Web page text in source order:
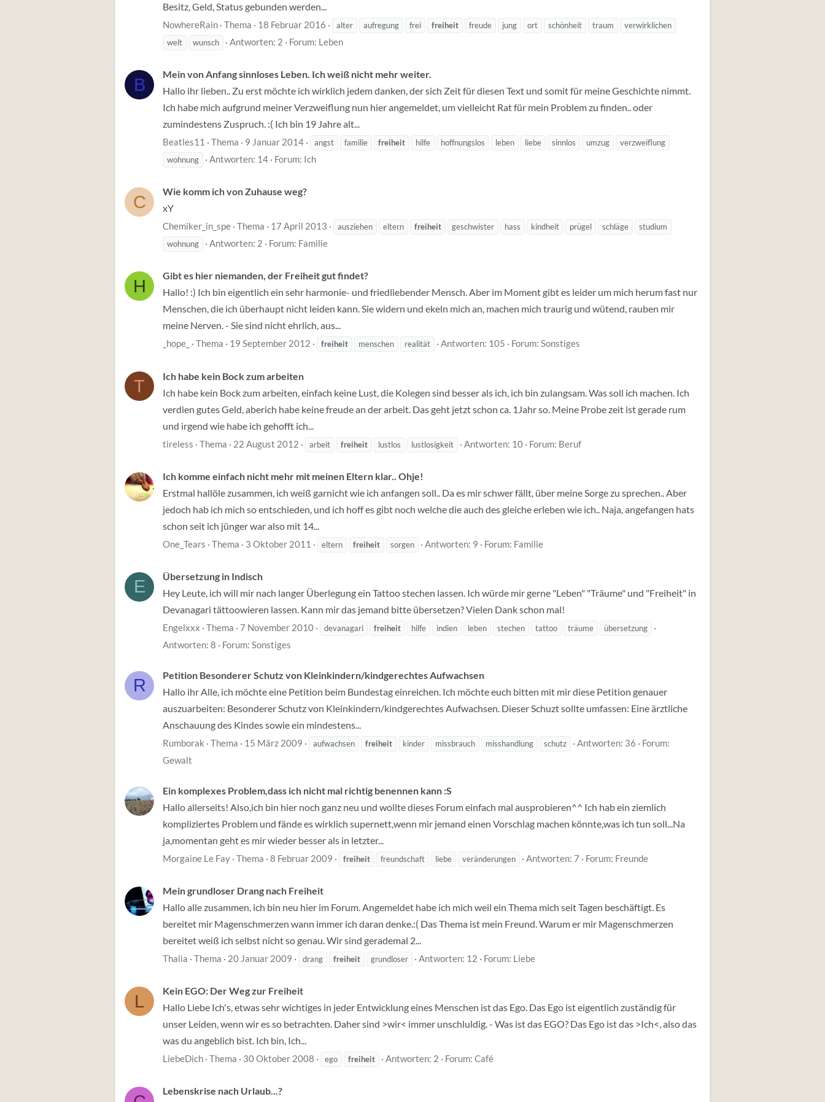
Besitz, Geld, Status gebunden werden...
NowhereRain Thema 18 Februar 2016 alter aufregung frei freiheit freude jung ort schönheit traum
verwirklichen
welt
wunsch Antworten: 2 Forum: Leben
B
Mein von Anfang sinnloses Leben. Ich weiß nicht mehr weiter.
Hallo ihr lieben.. Zu erst möchte ich wirklich jedem danken, der sich Zeit für diesen Text und somit für meine Geschichte nimmt.
Ich habe mich aufgrund meiner Verzweiflung nun hier angemeldet, um vielleicht Rat für mein Problem zu finden.. oder
zumindestens Zuspruch. :( Ich bin 19 Jahre alt...
Beatles11 Thema 9 Januar 2014 angst familie freiheit hilfe hoffnungslos leben liebe sinnlos umzug
verzweiflung
wohnung
Antworten: 14 Forum: Ich
C
Wie komm ich von Zuhause weg?
xY
Chemiker_in_spe Thema 17 April 2013 ausziehen eltern freiheit geschwister hass kindheit prügel schläge
studium
wohnung
Antworten: 2 Forum: Familie
H
Gibt es hier niemanden, der Freiheit gut findet?
Hallo! :) Ich bin eigentlich ein sehr harmonie- und friedliebender Mensch. Aber im Moment gibt es leider um mich herum fast nur
Menschen, die ich überhaupt nicht leiden kann. Sie widern und ekeln mich an, machen mich traurig und wütend, rauben mir
meine Nerven. - Sie sind nicht ehrlich, aus...
_hope_ Thema 19 September 2012 freiheit menschen realität Antworten: 105 Forum: Sonstiges
T
Ich habe kein Bock zum arbeiten
Ich habe kein Bock zum arbeiten, einfach keine Lust, die Kolegen sind besser als ich, ich bin zulangsam. Was soll ich machen. Ich
verdien gutes Geld, aberich habe keine freude an der arbeit. Das geht jetzt schon ca. 1Jahr so. Meine Probe zeit ist gerade rum
und irgend wie habe ich gehofft ich...
tireless Thema 22 August 2012 arbeit freiheit lustlos lustlosigkeit Antworten: 10 Forum: Beruf
Ich komme einfach nicht mehr mit meinen Eltern klar.. Ohje!
Erstmal hallöle zusammen, ich weiß garnicht wie ich anfangen soll.. Da es mir schwer fällt, über meine Sorge zu sprechen.. Aber
jedoch hab ich mich so entschieden, und ich hoff es gibt noch welche die auch des gleiche erleben wie ich.. Naja, angefangen hats
schon seit ich jünger war also mit 14...
One_Tears Thema 3 Oktober 2011 eltern freiheit sorgen Antworten: 9 Forum: Familie
E
Übersetzung in Indisch
Hey Leute, ich will mir nach langer Überlegung ein Tattoo stechen lassen. Ich würde mir gerne "Leben" "Träume" und "Freiheit" in
Devanagari tättoowieren lassen. Kann mir das jemand bitte übersetzen? Vielen Dank schon mal!
Engelxxx Thema 7 November 2010 devanagari freiheit hilfe indien leben stechen tattoo träume übersetzung
Antworten: 8 Forum: Sonstiges
R
Petition Besonderer Schutz von Kleinkindern/kindgerechtes Aufwachsen
Hallo ihr Alle, ich möchte eine Petition beim Bundestag einreichen. Ich möchte euch bitten mit mir diese Petition genauer
auszuarbeiten: Besonderer Schutz von Kleinkindern/kindgerechtes Aufwachsen. Dieser Schuzt sollte umfassen: Eine ärztliche
Anschauung des Kindes sowie ein mindestens...
Rumborak Thema 15 März 2009 aufwachsen freiheit kinder missbrauch misshandlung schutz Antworten: 36
Forum:
Gewalt
Ein komplexes Problem,dass ich nicht mal richtig benennen kann :S
Hallo allerseits! Also,ich bin hier noch ganz neu und wollte dieses Forum einfach mal ausprobieren^^ Ich hab ein ziemlich
kompliziertes Problem und fände es wirklich supernett,wenn mir jemand einen Vorschlag machen könnte,was ich tun soll...Na
ja,momentan geht es mir wieder besser als in letzter...
Morgaine Le Fay Thema 8 Februar 2009 freiheit freundschaft liebe veränderungen Antworten: 7 Forum: Freunde
Mein grundloser Drang nach Freiheit
Hallo alle zusammen, ich bin neu hier im Forum. Angemeldet habe ich mich weil ein Thema mich seit Tagen beschäftigt. Es
bereitet mir Magenschmerzen wann immer ich daran denke.:( Das Thema ist mein Freund. Warum er mir Magenschmerzen
bereitet weiß ich selbst nicht so genau. Wir sind gerademal 2...
Thalia Thema 20 Januar 2009 drang freiheit grundloser Antworten: 12 Forum: Liebe
L
Kein EGO: Der Weg zur Freiheit
Hallo Liebe Ich's, etwas sehr wichtiges in jeder Entwicklung eines Menschen ist das Ego. Das Ego ist eigentlich zuständig für
unser Leiden, wenn wir es so betrachten. Daher sind >wir< immer unschluldig. - Was ist das EGO? Das Ego ist das >Ich<, also das
was du angeblich bist. Ich bin, Ich...
LiebeDich Thema 30 Oktober 2008 ego freiheit Antworten: 2 Forum: Café
Lebenskrise nach Urlaub...?